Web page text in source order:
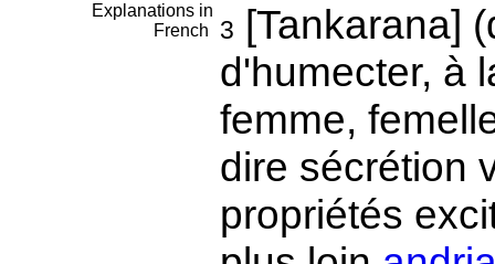
Explanations in
French
3 [Tankarana]
d'humecter, à
femme,
dire sécrétion
propriétés